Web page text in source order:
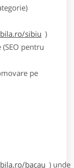
sibiu )
pentru
pe
bacau ) unde